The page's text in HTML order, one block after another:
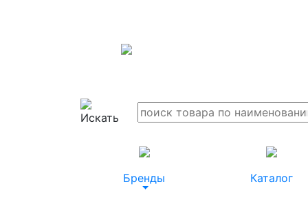
Бренды Каталог